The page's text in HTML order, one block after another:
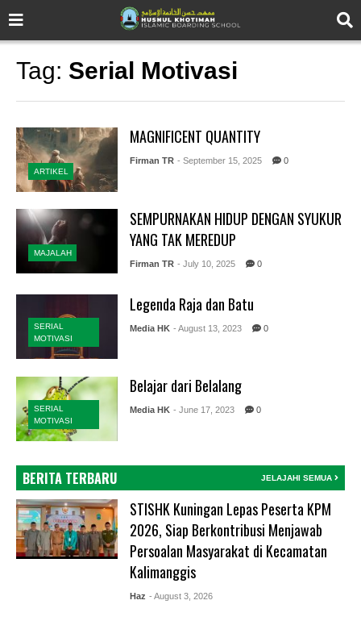
Tag: Serial Motivasi
ARTIKEL
MAGNIFICENT QUANTITY
Firman TR - September 15, 2025 0
MAJALAH
SEMPURNAKAN HIDUP DENGAN SYUKUR
YANG TAK MEREDUP
Firman TR - July 10, 2025 0
SERIAL
MOTIVASI
Legenda Raja dan Batu
Media HK - August 13, 2023 0
SERIAL
MOTIVASI
Belajar dari Belalang
Media HK - June 17, 2023 0
BERITA TERBARU JELAJAHI SEMUA
STISHK Kuningan Lepas Peserta KPM
2026, Siap Berkontribusi Menjawab
Persoalan Masyarakat di Kecamatan
Kalimanggis
Haz - August 3, 2026